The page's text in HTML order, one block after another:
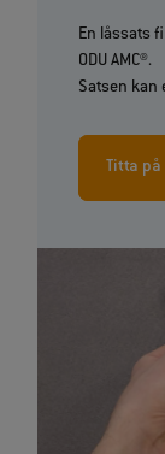
En låssats
ODU AMC®.
Satsen kan
Titta